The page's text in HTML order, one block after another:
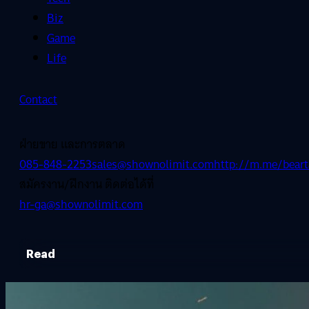
Biz
Game
Life
Contact
ฝ่ายขาย และการตลาด
085-848-2253sales@shownolimit.comhttp://m.me/
สมัครงาน/ฝึกงาน ติดต่อได้ที่
hr-ga@shownolimit.com
Read